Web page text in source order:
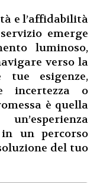
e l’affidabilità
emerge
luminoso,
verso la
esigenze,
incertezza o
è quella
in un percorso
del tuo